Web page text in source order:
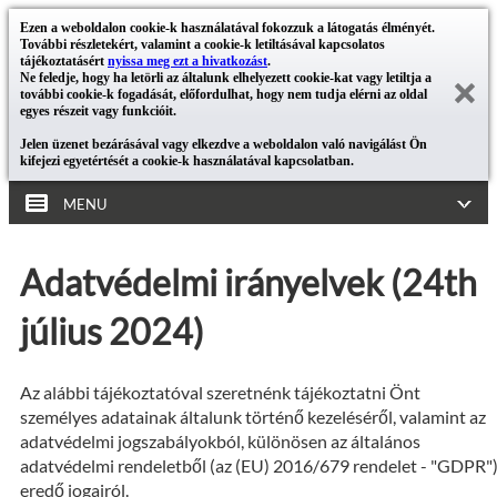
Ezen a weboldalon cookie-k használatával fokozzuk a látogatás élményét.
További részletekért, valamint a cookie-k letiltásával kapcsolatos
tájékoztatásért nyissa meg ezt a hivatkozást.
Ne feledje, hogy ha letörli az általunk elhelyezett cookie-kat vagy letiltja a
további cookie-k fogadását, előfordulhat, hogy nem tudja elérni az oldal
egyes részeit vagy funkcióit.
Jelen üzenet bezárásával vagy elkezdve a weboldalon való navigálást Ön
kifejezi egyetértését a cookie-k használatával kapcsolatban.
MENU
Adatvédelmi irányelvek (24th
július 2024)
Az alábbi tájékoztatóval szeretnénk tájékoztatni Önt
személyes adatainak általunk történő kezeléséről, valamint az
adatvédelmi jogszabályokból, különösen az általános
adatvédelmi rendeletből (az (EU) 2016/679 rendelet - "GDPR")
eredő jogairól.